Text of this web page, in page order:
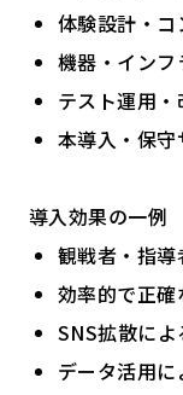
体験設計・
機器・インフ
テスト運用・
本導入・保守
導入効果の一例
観戦者・指
効率的で正
SNS拡散に
データ活用